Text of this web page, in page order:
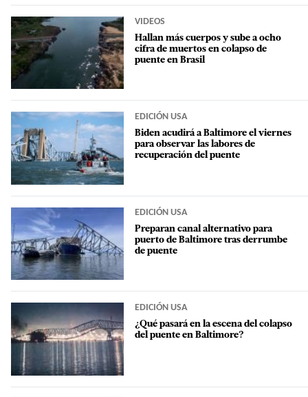
VIDEOS
Hallan más cuerpos y sube a ocho
cifra de muertos en colapso de
puente en Brasil
EDICIÓN USA
Biden acudirá a Baltimore el viernes
para observar las labores de
recuperación del puente
EDICIÓN USA
Preparan canal alternativo para
puerto de Baltimore tras derrumbe
de puente
EDICIÓN USA
¿Qué pasará en la escena del colapso
del puente en Baltimore?